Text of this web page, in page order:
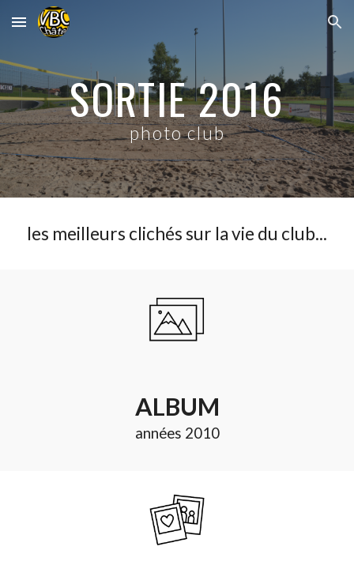
Skip to main content Skip to navigation
SORTIE 2016
photo club
les meilleurs clichés sur la vie du club...
ALBUM
années 2010